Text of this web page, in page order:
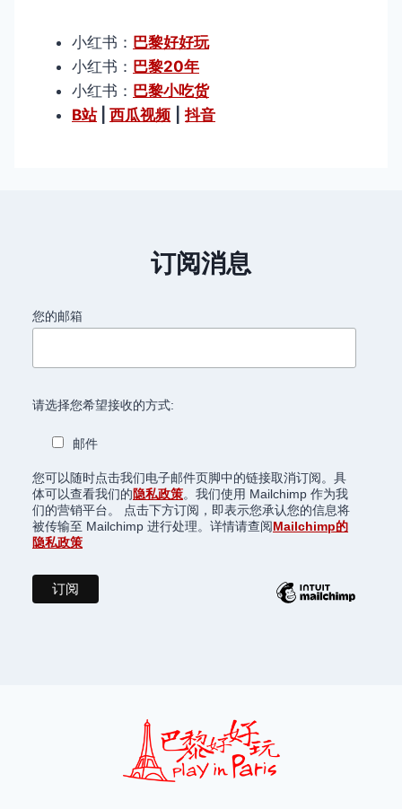
小红书： 巴黎好好玩
小红书： 巴黎20年
小红书： 巴黎小吃货
B站| 西瓜视频 抖音
订阅消息
您的邮箱
请选择您希望接收的方式:
邮件
您可以随时点击我们电子邮件页脚中的链接取消订阅。具
体可以查看我们的隐私政策。我们使用 Mailchimp 作为我
们的营销平台。 点击下方订阅，即表示您承认您的信息将
被传输至 Mailchimp 进行处理。详情请查阅Mailchimp的
隐私政策